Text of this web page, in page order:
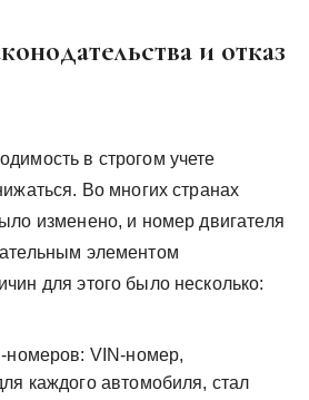
и отказ
в строгом учете
Во многих странах
изменено, и номер двигателя
элементом
для этого было несколько:
номеров: VIN-номер,
каждого автомобиля, стал